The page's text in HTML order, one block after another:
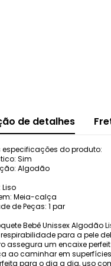
de detalhes
especificações do produto:
Sim
Algodão
Meia-calça
de Peças: 1 par
Bebê Unissex
para a pele
assegura um encaixe
ao caminhar em
para o dia a dia, uso